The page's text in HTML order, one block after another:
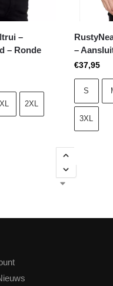
–
– Ronde
XL 2XL
–
€37,95
S
3XL